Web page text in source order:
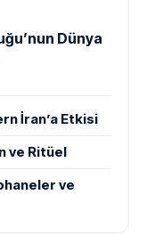
Dünya
İran’a Etkisi
ve Ritüel
ve